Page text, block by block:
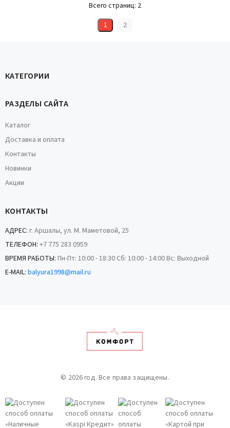
Всего страниц: 2
1
2
КАТЕГОРИИ
РАЗДЕЛЫ САЙТА
Каталог
Доставка и оплата
Контакты
Новинки
Акции
КОНТАКТЫ
АДРЕС: г. Аршалы, ул. М. Маметовой, 25
ТЕЛЕФОН: +7 775 283 0959
ВРЕМЯ РАБОТЫ: Пн-Пт: 10:00 - 18:30 Сб: 10:00 - 14:00 Вс: Выходной
E-MAIL: balyura1998@mail.ru
© 2026 год. Все права защищены.